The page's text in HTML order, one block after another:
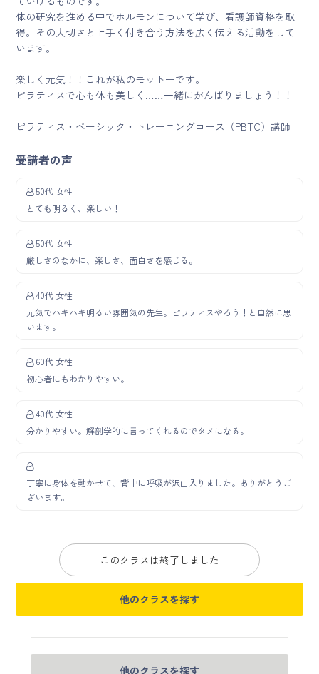
体の研究を進める中でホルモンについて学び、看護師資格を取
得。その大切さと上手く付き合う方法を広く伝える活動をして
います。
楽しく元気！！これが私のモットーです。
ピラティスで心も体も美しく……一緒にがんばりましょう！！
ピラティス・ベーシック・トレーニングコース（PBTC）講師
受講者の声
50代 女性
とても明るく、楽しい！
50代 女性
厳しさのなかに、楽しさ、面白さを感じる。
40代 女性
元気でハキハキ明るい雰囲気の先生。ピラティスやろう！と自然に思
います。
60代 女性
初心者にもわかりやすい。
40代 女性
分かりやすい。解剖学的に言ってくれるのでタメになる。
丁寧に身体を動かせて、背中に呼吸が沢山入りました。ありがとうご
ざいます。
このクラスは終了しました
他のクラスを探す
他のクラスを探す